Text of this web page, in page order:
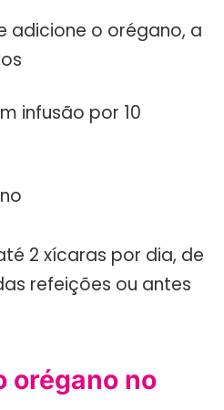
adicione o orégano, a
infusão por 10
2 xícaras por dia, de
refeições ou antes
orégano no